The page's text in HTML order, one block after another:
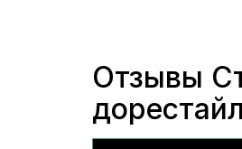
Отзывы